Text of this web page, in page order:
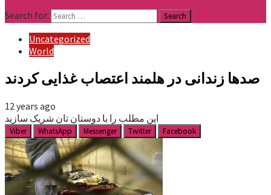
Search for:
Uncategorized
World
صدها زندانی در هلمند اعتصاب غذایی کردند
12 years ago
این مطلب را با دوستان تان شریک سازید
Viber WhatsApp Messenger Twitter Facebook